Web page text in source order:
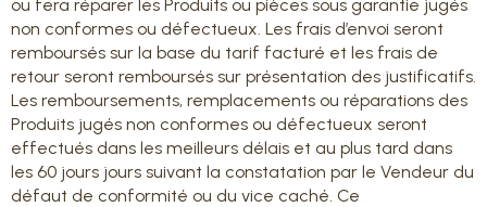
ou fera réparer les Produits ou pièces sous garantie jugés
non conformes ou défectueux. Les frais d’envoi seront
remboursés sur la base du tarif facturé et les frais de
retour seront remboursés sur présentation des justificatifs.
Les remboursements, remplacements ou réparations des
Produits jugés non conformes ou défectueux seront
effectués dans les meilleurs délais et au plus tard dans
les 60 jours jours suivant la constatation par le Vendeur du
défaut de conformité ou du vice caché. Ce